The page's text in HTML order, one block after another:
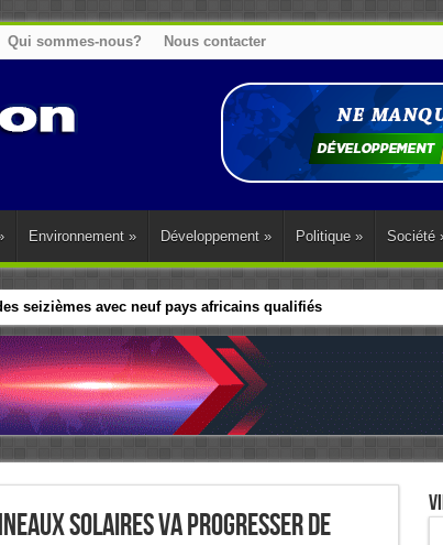
Qui sommes-nous? Nous contacter
Environnement » Développement » Politique » Société
seizièmes avec neuf pays africains qualifiés
tentent de parler d’une seule voix sur la question des
solaires va progresser de